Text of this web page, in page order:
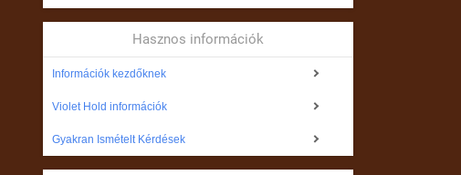
Hasznos információk
Információk kezdőknek
Violet Hold információk
Gyakran Ismételt Kérdések